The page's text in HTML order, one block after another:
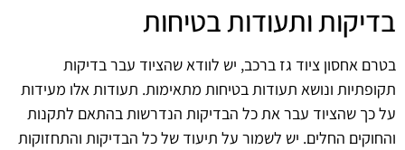
בדיקות ותעודות בטיחות
בטרם אחסון ציוד גז ברכב, יש לוודא שהציוד עבר בדיקות
תקופתיות ונושא תעודות בטיחות מתאימות. תעודות אלו מעידות
על כך שהציוד עבר את כל הבדיקות הנדרשות בהתאם לתקנות
והחוקים החלים. יש לשמור על תיעוד של כל הבדיקות והתחזוקות